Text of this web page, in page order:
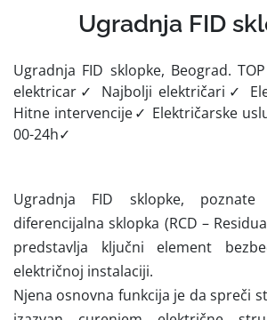
Ugradnja FID
Ugradnja FID sklopke, Beograd.
elektricar✓ Najbolji električari✓
Hitne intervencije✓ Električarske
00-24h✓
Ugradnja FID sklopke,
diferencijalna sklopka (RCD –
predstavlja ključni element
električnoj instalaciji.
Njena osnovna funkcija je da spreči